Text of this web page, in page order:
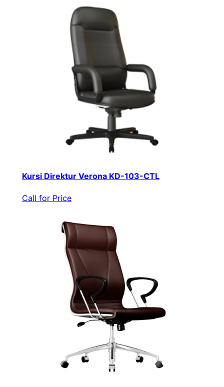
Kursi Direktur Verona KD-103-CTL
Call for Price